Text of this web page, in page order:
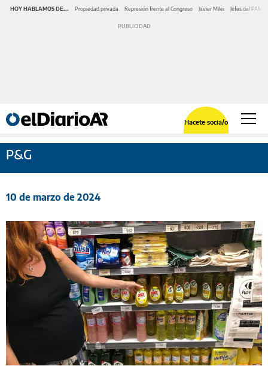
HOY HABLAMOS DE... Propiedad privada Represión frente al Congreso Javier Milei Jefes del PAMI
Hacete socia/o
P&G
10 de marzo de 2024